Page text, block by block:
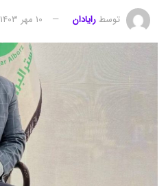
توسطرایادان 10 مهر 1403